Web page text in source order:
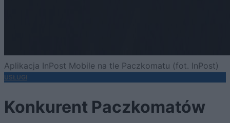
Aplikacja InPost Mobile na tle Paczkomatu (fot. InPost)
USŁUGI
Konkurent Paczkomatów